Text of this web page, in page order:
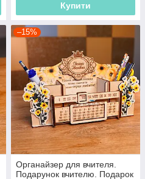
Купити
–15%
Органайзер для вчителя.
Подарунок вчителю. Подарок